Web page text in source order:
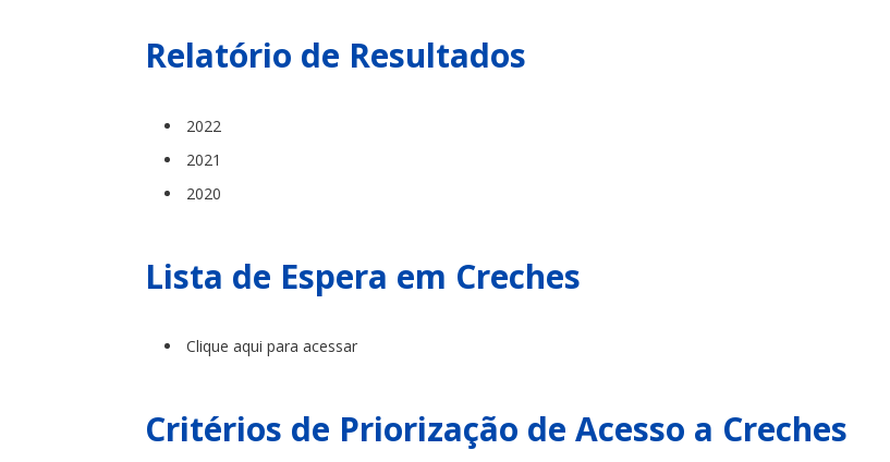
Relatório de Resultados
2022
2021
2020
Lista de Espera em Creches
Clique aqui para acessar
Critérios de Priorização de Acesso a Creches